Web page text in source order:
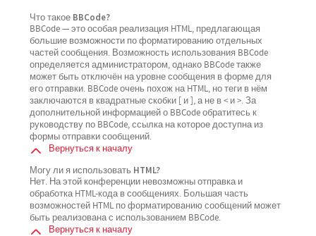
Что такое BBCode?
BBCode — это особая реализация HTML, предлагающая
большие возможности по форматированию отдельных
частей сообщения. Возможность использования BBCode
определяется администратором, однако BBCode также
может быть отключён на уровне сообщения в форме для
его отправки. BBCode очень похож на HTML, но теги в нём
заключаются в квадратные скобки [ и ], а не в < и >. За
дополнительной информацией о BBCode обратитесь к
руководству по BBCode, ссылка на которое доступна из
формы отправки сообщений.
Вернуться к началу
Могу ли я использовать HTML?
Нет. На этой конференции невозможны отправка и
обработка HTML-кода в сообщениях. Большая часть
возможностей HTML по форматированию сообщений может
быть реализована с использованием BBCode.
Вернуться к началу